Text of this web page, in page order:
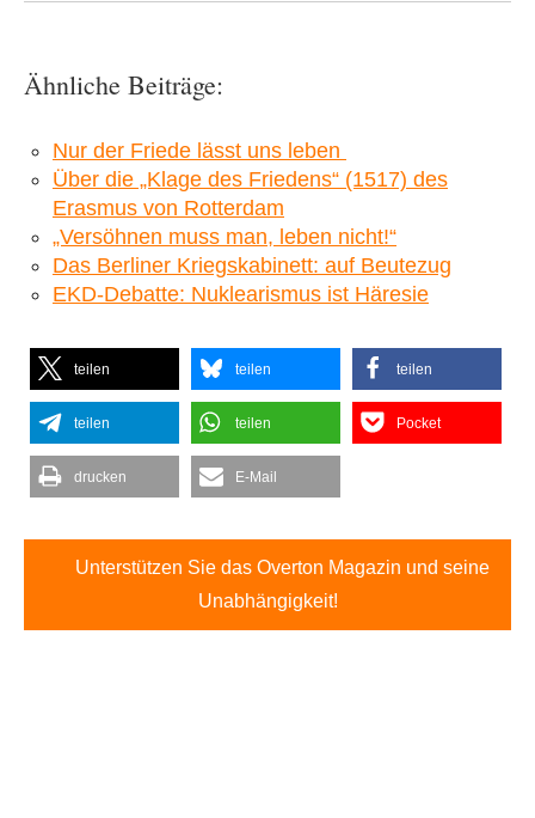
Ähnliche Beiträge:
Nur der Friede lässt uns leben
Über die „Klage des Friedens“ (1517) des
Erasmus von Rotterdam
„Versöhnen muss man, leben nicht!“
Das Berliner Kriegskabinett: auf Beutezug
EKD-Debatte: Nuklearismus ist Häresie
teilen teilen teilen
teilen teilen Pocket
drucken E-Mail
Unterstützen Sie das Overton Magazin und seine
Unabhängigkeit!